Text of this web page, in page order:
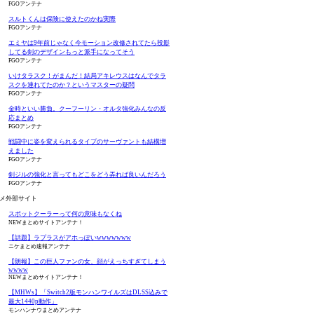
FGOアンテナ
スルトくんは保険に使えたのかね実際
FGOアンテナ
エミヤは9年前じゃなく今モーション改修されてたら投影
してる剣のデザインもっと派手になってそう
FGOアンテナ
いけタラスク！がまんだ！結局アキレウスはなんでタラ
スクを連れてたのか？というマスターの疑問
FGOアンテナ
金時といい勝負。クーフーリン・オルタ強化みんなの反
応まとめ
FGOアンテナ
戦闘中に姿を変えられるタイプのサーヴァントも結構増
えました
FGOアンテナ
剣ジルの強化と言ってもどこをどう弄れば良いんだろう
FGOアンテナ
外部サイト
スポットクーラーって何の意味もなくね
NEWまとめサイトアンテナ！
【話題】ラプラスがアホっぽいwwwwwww
ニケまとめ速報アンテナ
【朗報】この巨人ファンの女、顔がえっちすぎてしまう
wwww
NEWまとめサイトアンテナ！
【MHWs】「Switch2版モンハンワイルズはDLSS込みで
最大1440p動作」
モンハンナウまとめアンテナ